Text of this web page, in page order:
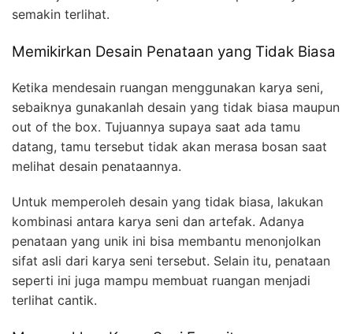
semakin terlihat.
Memikirkan Desain Penataan yang Tidak Biasa
Ketika mendesain ruangan menggunakan karya seni,
sebaiknya gunakanlah desain yang tidak biasa maupun
out of the box. Tujuannya supaya saat ada tamu
datang, tamu tersebut tidak akan merasa bosan saat
melihat desain penataannya.
Untuk memperoleh desain yang tidak biasa, lakukan
kombinasi antara karya seni dan artefak. Adanya
penataan yang unik ini bisa membantu menonjolkan
sifat asli dari karya seni tersebut. Selain itu, penataan
seperti ini juga mampu membuat ruangan menjadi
terlihat cantik.